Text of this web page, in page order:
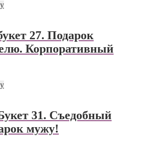
27. Подарок
Корпоративный
31. Съедобный
мужу!